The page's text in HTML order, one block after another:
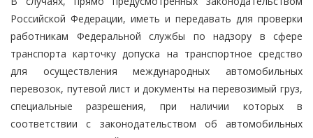
Российской Федерации, иметь и передавать для проверки
работникам Федеральной службы по надзору в сфере
транспорта карточку допуска на транспортное средство
для осуществления международных автомобильных
перевозок, путевой лист и документы на перевозимый груз,
специальные разрешения, при наличии которых в
соответствии с законодательством об автомобильных